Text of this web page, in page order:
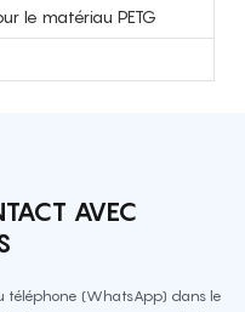
le matériau PETG
AVEC
téléphone (WhatsApp) dans le